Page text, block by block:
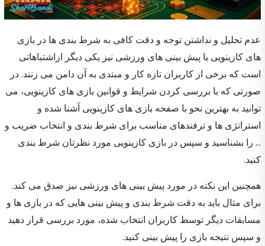
عدم تحلیل و نداشتن توجه و دقت کافی به شرط بندی ها در بازی
های کازینویی یا پیش بینی های ورزشی نیز یکی دیگر ازاشتباهاتی
است که برخی از کاربران تازه کار و مبتدی به آن دامن می زنند. در
صورتی که با بررسی کردن شرایط و قوانین بازی های کازینویی، می
توانید به بهترین نحو با صفحه بازی های کازینویی آشنا شده و
استراتژی ها و ترفندهای مناسب برای شرط بندی و انتخاب ضریب و
… را بشناسید و سپس در بازی کازینویی مورد نظرتان شرط بندی
کنید.
همچنین این نکته در مورد پیش بینی های ورزشی نیز صدق می کند.
برای مثال باید به دقت شرط بندی و پیش بینی هایی که در بازی ها و
مسابقات دیگر توسط کاربران انتخاب شده، مورد بررسی قرار دهید
و سپس نتیجه بازی را پیش بینی کنید.